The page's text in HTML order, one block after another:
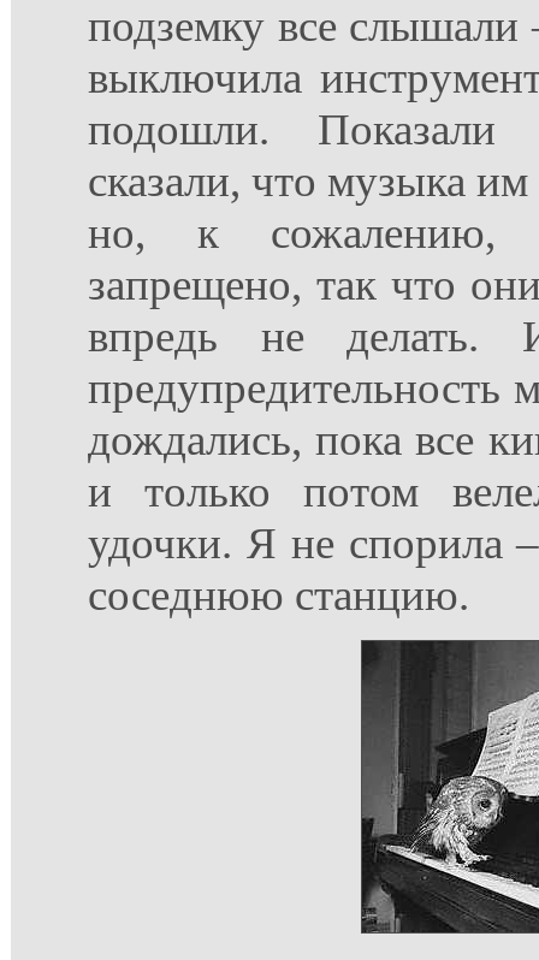
подземку все слышали
выключила
подошли. Показали
сказали, что музыка
но, к сожалению,
запрещено, так что
впредь не делать.
предупредительность
дождались, пока все
и только потом
удочки. Я не спорила
соседнюю станцию.